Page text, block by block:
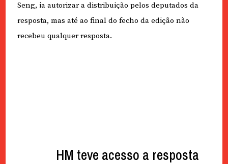
Seng, ia autorizar a distribuição pelos deputados da
resposta, mas até ao final do fecho da edição não
recebeu qualquer resposta.
HM teve acesso a resposta